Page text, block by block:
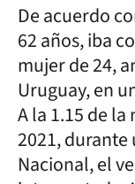
De acuerdo
62 años, iba
mujer de 24,
Uruguay, en
A la 1.15 de
2021,
Nacional, el